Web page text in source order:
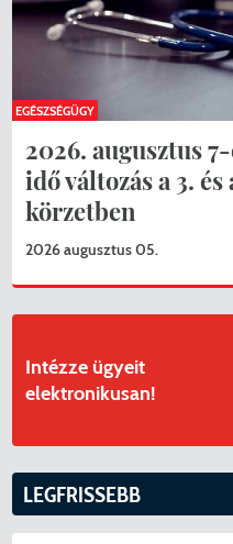
2026. augusztus
idő változás a 3.
körzetben
2026 augusztus 05.
EGÉSZSÉGÜGY
Intézze ügyeit
elektronikusan!
LEGFRISSEBB